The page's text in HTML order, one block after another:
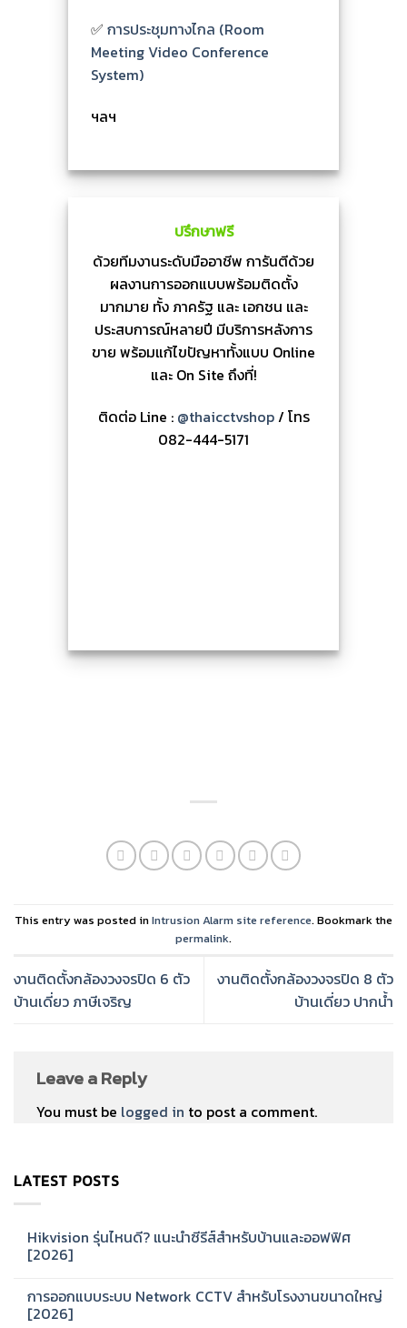
✅ การประชุมทางไกล (Room
Meeting Video Conference
System)
ฯลฯ
ปรึกษาฟรี
ด้วยทีมงานระดับมืออาชีพ การันตีด้วย
ผลงานการออกแบบพร้อมติดตั้ง
มากมาย ทั้ง ภาครัฐ และ เอกชน และ
ประสบการณ์หลายปี มีบริการหลังการ
ขาย พร้อมแก้ไขปัญหาทั้งแบบ Online
และ On Site ถึงที่!
ติดต่อ Line : @thaicctvshop/ โทร
082-444-5171
This entry was posted inIntrusion Alarm site reference. Bookmark the
permalink.
งานติดตั้งกล้องวงจรปิด 6 ตัว
บ้านเดี่ยว ภาษีเจริญ
งานติดตั้งกล้องวงจรปิด 8 ตัว
บ้านเดี่ยว ปากน้ำ
Leave a Reply
You must be logged in to post a comment.
LATEST POSTS
Hikvision รุ่นไหนดี? แนะนำซีรีส์สำหรับบ้านและออฟฟิศ
[2026]
on
Hikvision
รุ่น
การออกแบบระบบ Network CCTV สำหรับโรงงานขนาดใหญ่
[2026]